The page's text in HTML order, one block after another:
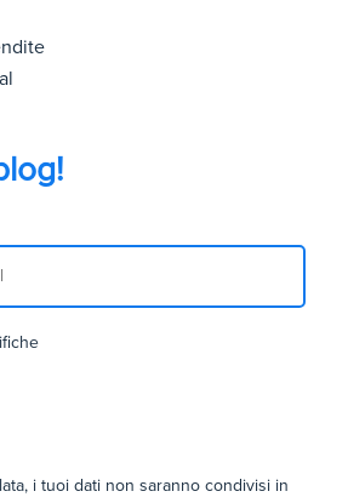
i tuoi dati non saranno condivisi in